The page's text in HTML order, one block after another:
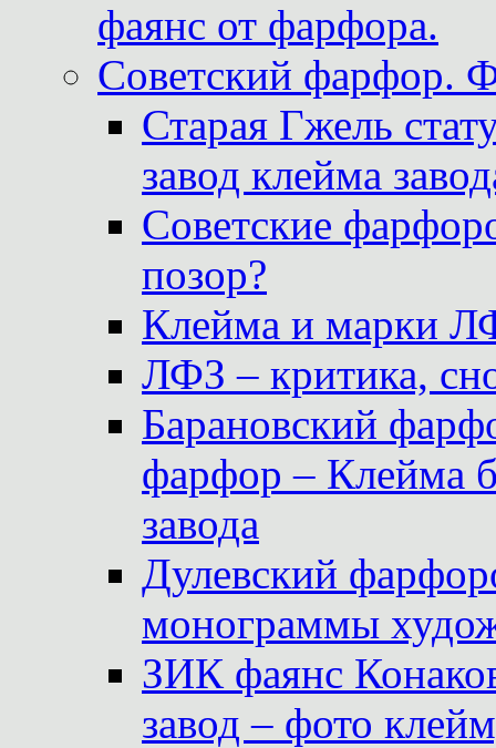
фаянс от фарфора.
Советский фарфор.
Старая Гжель
завод клейма
Советские
позор?
Клейма и марки
ЛФЗ – критика,
Барановский
фарфор – Клейма
завода
Дулевский
монограммы
ЗИК фаянс
завод – фото